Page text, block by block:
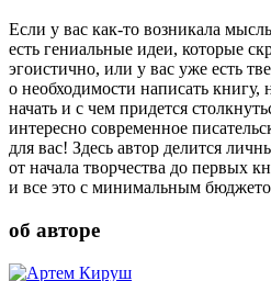
Если у вас как-то возникала
есть гениальные идеи, которые
эгоистично, или у вас уже есть
о необходимости написать книгу,
начать и с чем придется
интересно современное
для вас! Здесь автор делится
от начала творчества до первых
и все это с минимальным
об авторе